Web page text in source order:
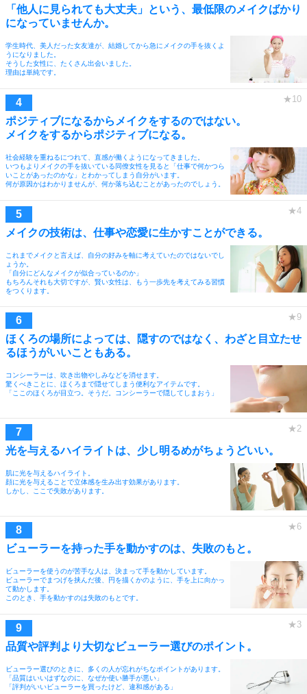
「他人に見られても大丈夫」という、最低限のメイクばかり
になっていませんか。
学生時代、美人だった女友達が、結婚してから急にメイクの手を抜くよ
うになりました。
そうした女性に、たくさん出会いました。
理由は単純です。
ポジティブになるからメイクをするのではない。
メイクをするからポジティブになる。
社会経験を重ねるにつれて、直感が働くようになってきました。
いつもよりメイクの手を抜いている同僚女性を見ると「仕事で何かつら
いことがあったのかな」とわかってしまう自分がいます。
何が原因かはわかりませんが、何か落ち込むことがあったのでしょう。
メイクの技術は、仕事や恋愛に生かすことができる。
これまでメイクと言えば、自分の好みを軸に考えていたのではないでし
ょうか。
「自分にどんなメイクが似合っているのか」
もちろんそれも大切ですが、賢い女性は、もう一歩先を考えてみる習慣
をつくります。
ほくろの場所によっては、隠すのではなく、わざと目立たせ
るほうがいいこともある。
コンシーラーは、吹き出物やしみなどを消せます。
驚くべきことに、ほくろまで隠せてしまう便利なアイテムです。
「ここのほくろが目立つ。そうだ。コンシーラーで隠してしまおう」
光を与えるハイライトは、少し明るめがちょうどいい。
肌に光を与えるハイライト。
顔に光を与えることで立体感を生み出す効果があります。
しかし、ここで失敗があります。
ビューラーを持った手を動かすのは、失敗のもと。
ビューラーを使うのが苦手な人は、決まって手を動かしています。
ビューラーでまつげを挟んだ後、円を描くかのように、手を上に向かっ
て動かします。
このとき、手を動かすのは失敗のもとです。
品質や評判より大切なビューラー選びのポイント。
ビューラー選びのときに、多くの人が忘れがちなポイントがあります。
「品質はいいはずなのに、なぜか使い勝手が悪い」
「評判がいいビューラーを買ったけど、違和感がある」